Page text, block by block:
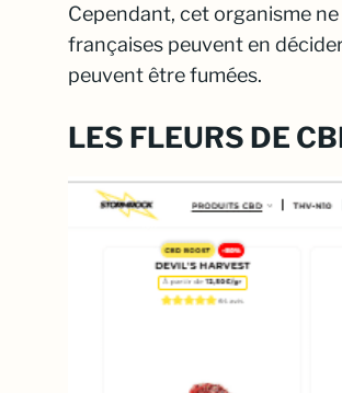
Cependant, cet organisme
françaises peuvent en
peuvent être fumées.
LES FLEURS DE